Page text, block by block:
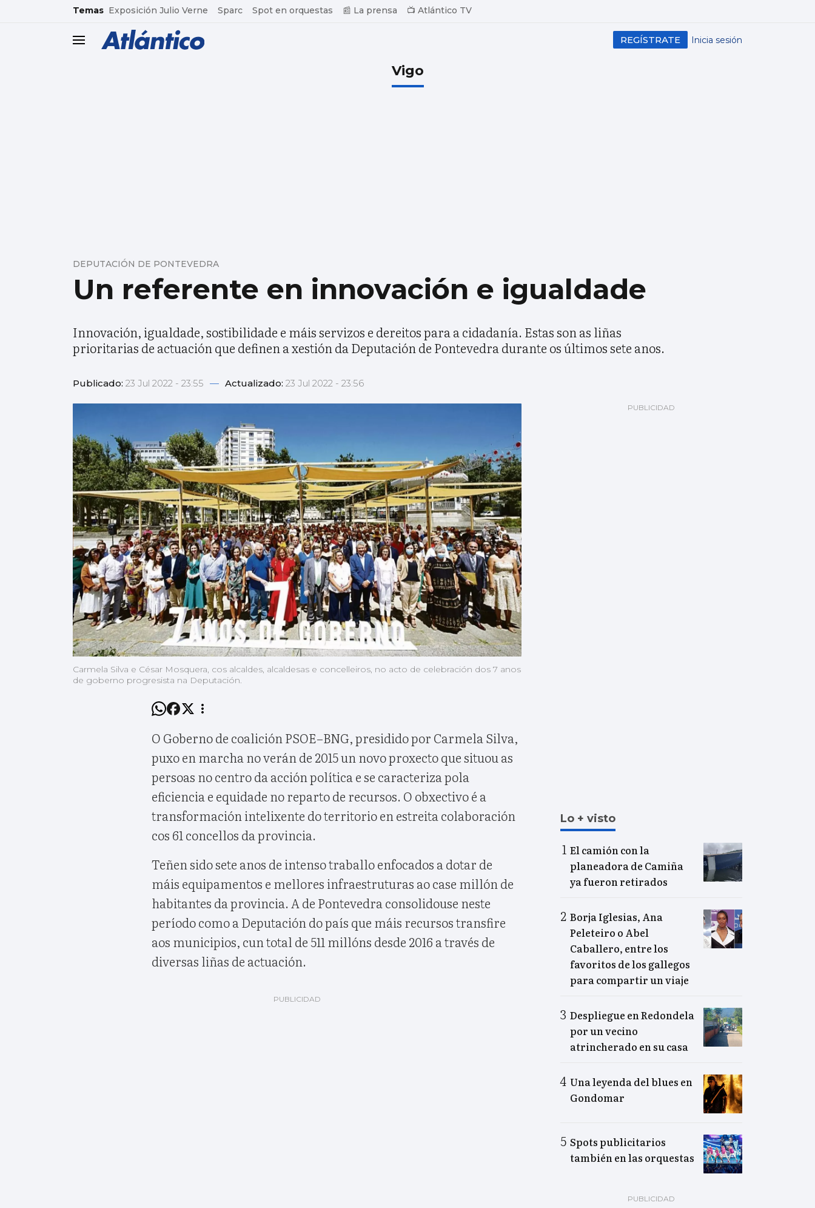
common.go-to-content
Temas Exposición Julio Verne Sparc Spot en orquestas 📰 La prensa 📺 Atlántico TV
header.menu.open Inicia sesión
REGÍSTRATE
Vigo
Un referente en innovación e igualdade
DEPUTACIÓN DE PONTEVEDRA
Innovación, igualdade, sostibilidade e máis servizos e dereitos para a cidadanía. Estas son as liñas
prioritarias de actuación que definen a xestión da Deputación de Pontevedra durante os últimos sete anos.
Publicado: 23 Jul 2022 - 23:55 — Actualizado: 23 Jul 2022 - 23:56
Carmela Silva e César Mosquera, cos alcaldes, alcaldesas e concelleiros, no acto de celebración dos 7 anos
de goberno progresista na Deputación.
O Goberno de coalición PSOE–BNG, presidido por Carmela Silva,
puxo en marcha no verán de 2015 un novo proxecto que situou as
persoas no centro da acción política e se caracteriza pola
eficiencia e equidade no reparto de recursos. O obxectivo é a
transformación intelixente do territorio en estreita colaboración
cos 61 concellos da provincia.
Teñen sido sete anos de intenso traballo enfocados a dotar de
máis equipamentos e mellores infraestruturas ao case millón de
habitantes da provincia. A de Pontevedra consolidouse neste
período como a Deputación do país que máis recursos transfire
aos municipios, cun total de 511 millóns desde 2016 a través de
diversas liñas de actuación.
Lo + visto
El camión con la
planeadora de Camiña
ya fueron retirados
Borja Iglesias, Ana
Peleteiro o Abel
Caballero, entre los
favoritos de los gallegos
para compartir un viaje
Despliegue en Redondela
por un vecino
atrincherado en su casa
Una leyenda del blues en
Gondomar
Spots publicitarios
también en las orquestas